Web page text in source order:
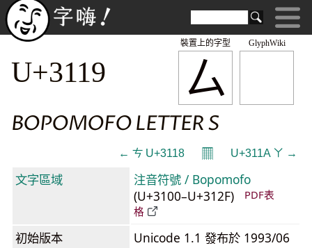
GlyphWiki
ㄙ
裝置上的字型
U+3119
BOPOMOFO LETTER S
← ㄘ U+3118 𝄜 U+311A ㄚ →
文字區域
注音符號 / Bopomofo
(U+3100–U+312F)
PDF表
格
初始版本
Unicode 1.1 發布於 1993/06